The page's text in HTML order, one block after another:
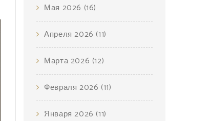
Мая 2026 (16)
Апреля 2026 (11)
Марта 2026 (12)
Февраля 2026 (11)
Января 2026 (11)